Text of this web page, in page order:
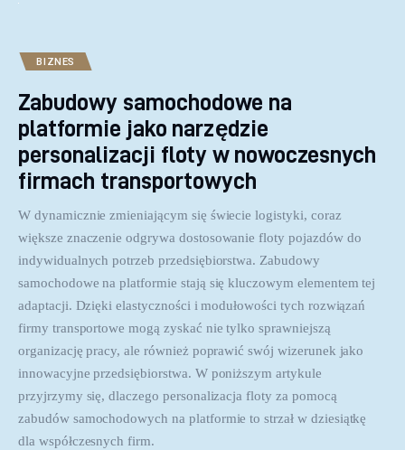
BIZNES
Zabudowy samochodowe na
platformie jako narzędzie
personalizacji floty w nowoczesnych
firmach transportowych
W dynamicznie zmieniającym się świecie logistyki, coraz
większe znaczenie odgrywa dostosowanie floty pojazdów do
indywidualnych potrzeb przedsiębiorstwa. Zabudowy
samochodowe na platformie stają się kluczowym elementem tej
adaptacji. Dzięki elastyczności i modułowości tych rozwiązań
firmy transportowe mogą zyskać nie tylko sprawniejszą
organizację pracy, ale również poprawić swój wizerunek jako
innowacyjne przedsiębiorstwa. W poniższym artykule
przyjrzymy się, dlaczego personalizacja floty za pomocą
zabudów samochodowych na platformie to strzał w dziesiątkę
dla współczesnych firm.